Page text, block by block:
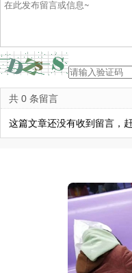
共 0 条留言
这篇文章还没有收到留言，